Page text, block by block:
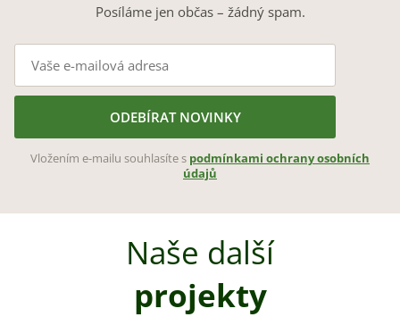
Posíláme jen občas – žádný spam.
ODEBÍRAT NOVINKY
Vložením e-mailu souhlasíte s podmínkami ochrany osobních
údajů
Naše další
projekty